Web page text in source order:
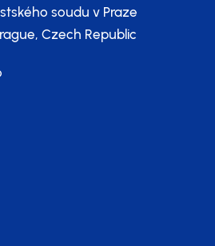
soudu v Praze
Czech Republic